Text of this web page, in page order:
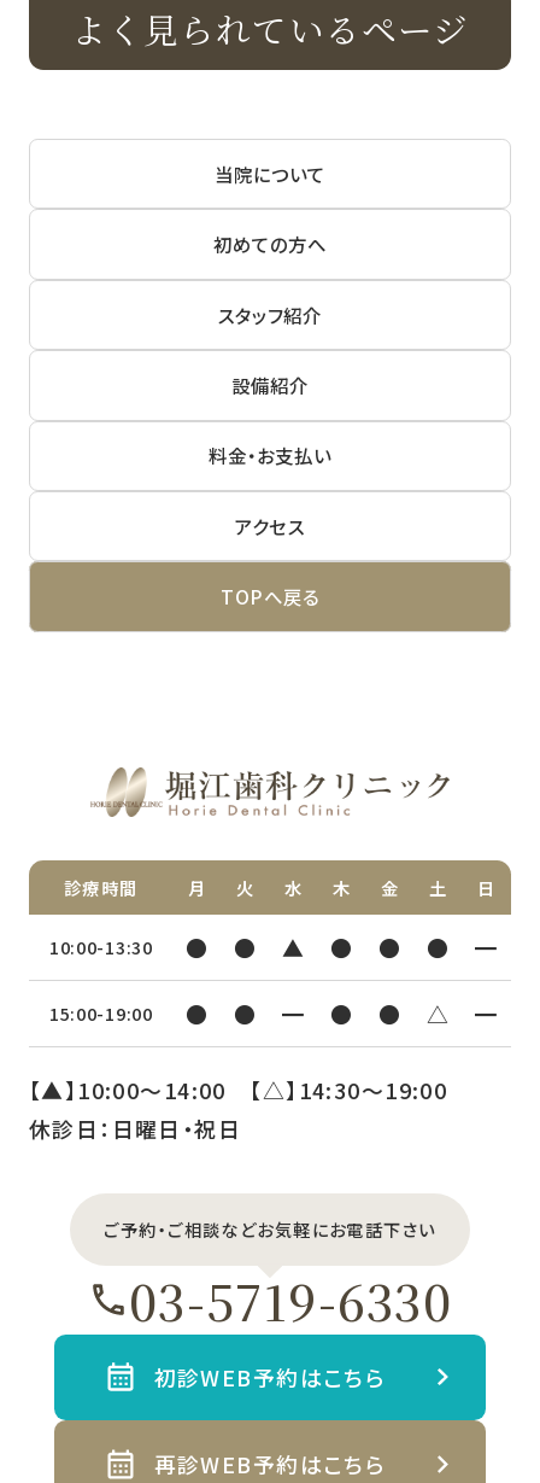
よく見られているページ
当院について
初めての方へ
スタッフ紹介
設備紹介
料金・お支払い
アクセス
TOPへ戻る
診療時間 月 火 水 木 金 土 日
10:00-13:30 ● ● ▲ ● ● ● ━
15:00-19:00 ● ● ━ ● ● △ ━
【▲】10:00〜14:00 【△】14:30〜19:00
休診日：日曜日・祝日
ご予約・ご相談などお気軽にお電話下さい
03-5719-6330
初診WEB予約はこちら
再診WEB予約はこちら